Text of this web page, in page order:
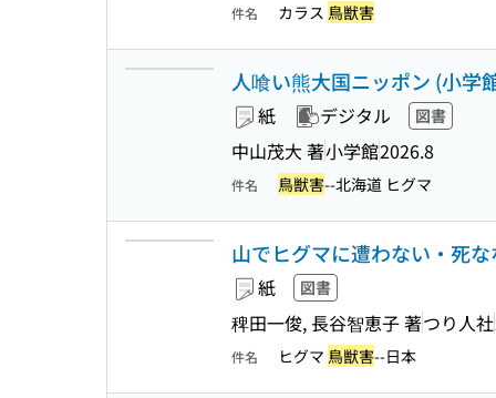
件名 カラス 鳥獣害
人喰い熊大国ニッポン (小学
紙 デジタル 図書
中山茂大 著小学館2026.8
件名 鳥獣害--北海道 ヒグマ
山でヒグマに遭わない・死
紙 図書
稗田一俊, 長谷智恵子 著つり人社
件名 ヒグマ 鳥獣害--日本